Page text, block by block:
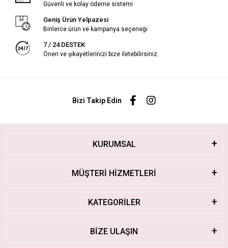
Güvenli ve kolay ödeme sistemi
Geniş Ürün Yelpazesi
Binlerce ürün ve kampanya seçeneği
7 / 24 DESTEK
Öneri ve şikayetlerinizi bize iletebilirsiniz.
Bizi Takip Edin
KURUMSAL
MÜŞTERİ HİZMETLERİ
KATEGORİLER
BİZE ULAŞIN